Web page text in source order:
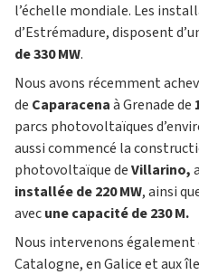
l’échelle mondiale. Les
d’Estrémadure, disposent
de 330 MW.
Nous avons récemment
de Caparacenaà Grenade de
parcs photovoltaïques
aussi commencé la
photovoltaïque deVillarino,
installée de 220 MW, ainsi
avecune capacité de 230 M.
Nous intervenons également
Catalogne, en Galice et aux